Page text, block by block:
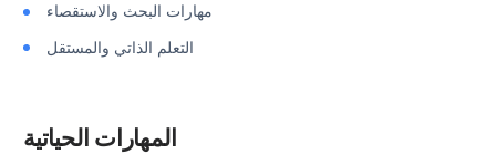
مهارات البحث والاستقصاء
التعلم الذاتي والمستقل
المهارات الحياتية